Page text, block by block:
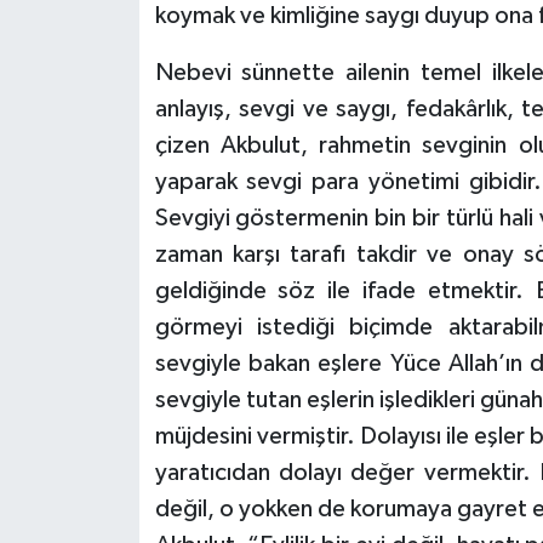
koymak ve kimliğine saygı duyup
Nebevi sünnette ailenin temel
anlayış, sevgi ve saygı, fedakârlık,
çizen Akbulut, rahmetin sevginin
yaparak sevgi para yönetimi
Sevgiyi göstermenin bin bir türlü hali
zaman karşı tarafı takdir ve onay
geldiğinde söz ile ifade etmektir.
görmeyi istediği biçimde
sevgiyle bakan eşlere Yüce Allah’ın
sevgiyle tutan eşlerin işledikleri
müjdesini vermiştir. Dolayısı ile eşler
yaratıcıdan dolayı değer vermektir.
değil, o yokken de korumaya gayret
Gümüşhane Müftülüğü
Hakkari Müftülüğü
Hatay Müftülüğü
Iğdır Müftülüğü
Isparta Müftülüğü
İstanbul Müftülüğü
İzmir Müftülüğü
Kahramanmaraş Müftülüğü
Karabük Müftülüğü